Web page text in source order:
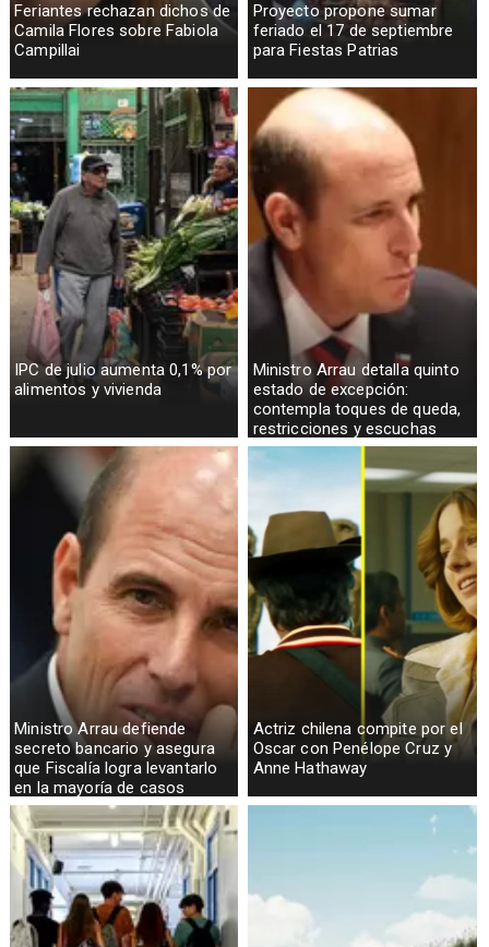
Feriantes rechazan dichos de
Camila Flores sobre Fabiola
Campillai
Proyecto propone sumar
feriado el 17 de septiembre
para Fiestas Patrias
IPC de julio aumenta 0,1% por
alimentos y vivienda
Ministro Arrau detalla quinto
estado de excepción:
contempla toques de queda,
restricciones y escuchas
telefónicas en zonas críticas
Ministro Arrau defiende
secreto bancario y asegura
que Fiscalía logra levantarlo
en la mayoría de casos
Actriz chilena compite por el
Oscar con Penélope Cruz y
Anne Hathaway